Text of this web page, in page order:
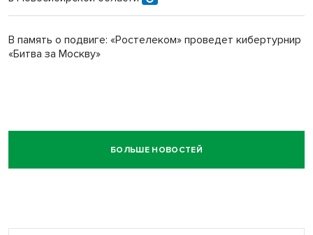
В память о подвиге: «Ростелеком» проведет кибертурнир
«Битва за Москву»
БОЛЬШЕ НОВОСТЕЙ